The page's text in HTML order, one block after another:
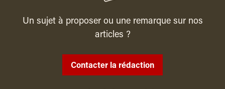
Un sujet à proposer ou une remarque sur nos
articles ?
Contacter la rédaction